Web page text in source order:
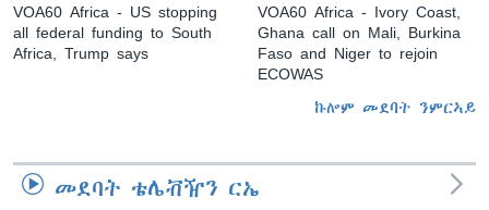
VOA60 Africa - US stopping
all federal funding to South
Africa, Trump says
VOA60 Africa - Ivory Coast,
Ghana call on Mali, Burkina
Faso and Niger to rejoin
ECOWAS
ኩሎም መደባት ንምርኣይ
መደባት ቴሌቭዥን ርኤ